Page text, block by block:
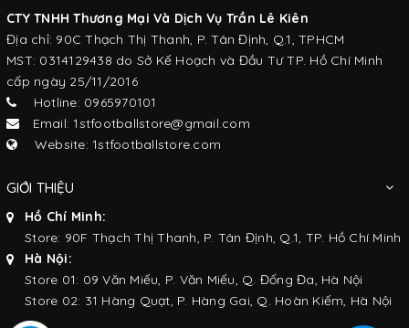
CTY TNHH Thương Mại Và Dịch Vụ Trần Lê Kiên
Địa chỉ: 90C Thạch Thị Thanh, P. Tân Định, Q.1, TPHCM
MST: 0314129438 do Sở Kế Hoạch và Đầu Tư TP. Hồ Chí Minh
cấp ngày 25/11/2016
Hotline: 0965970101
Email: 1stfootballstore@gmail.com
Website: 1stfootballstore.com
GIỚI THIỆU
Hồ Chí Minh:
Store: 90F Thạch Thị Thanh, P. Tân Định, Q.1, TP. Hồ Chí Minh
Hà Nội:
Store 01: 09 Văn Miếu, P. Văn Miếu, Q. Đống Đa, Hà Nội
Store 02: 31 Hàng Quạt, P. Hàng Gai, Q. Hoàn Kiếm, Hà Nội